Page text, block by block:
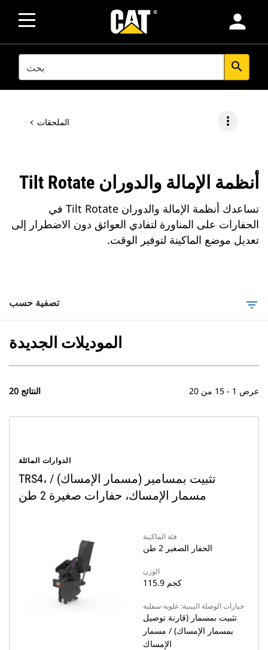
person
SEARCH search
الملحقات more_vert
أنظمة الإمالة والدوران Tilt Rotate
تساعدك أنظمة الإمالة والدوران Tilt Rotate في
الحفارات على المناورة لتفادي العوائق دون الاضطرار إلى
تعديل موضع الماكينة لتوفير الوقت.
تصفية حسب filter_list
الموديلات الجديدة
20 النتائج عرض 1 - 15 من 20
الدوارات المائلة
TRS4، تثبيت بمسامير (مسمار الإمساك) /
مسمار الإمساك، حفارات صغيرة 2 طن
فئة الماكينة
الحفار الصغير 2 طن
الوزن
115.9 كجم
خيارات الوصلة البينية: علوية-سفلية
تثبيت بمسمار (قارنة توصيل
بمسمار الإمساك) / مسمار
الإمساك